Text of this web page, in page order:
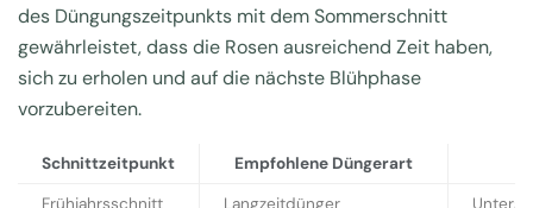
des Düngungszeitpunkts mit dem Sommerschnitt
gewährleistet, dass die Rosen ausreichend Zeit haben,
sich zu erholen und auf die nächste Blühphase
vorzubereiten.
Schnittzeitpunkt
Empfohlene Düngerart